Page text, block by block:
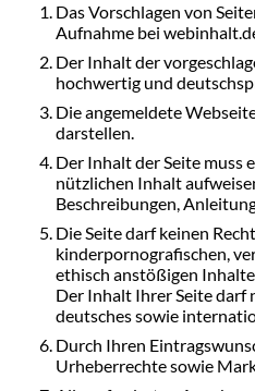
Das Vorschlagen von
Aufnahme bei
Der Inhalt der
hochwertig und
Die angemeldete
darstellen.
Der Inhalt der Seite muss
nützlichen Inhalt
Beschreibungen,
Die Seite darf keinen
kinderpornografischen,
ethisch anstößigen
Der Inhalt Ihrer Seite darf
deutsches sowie
Durch Ihren
Urheberrechte sowie